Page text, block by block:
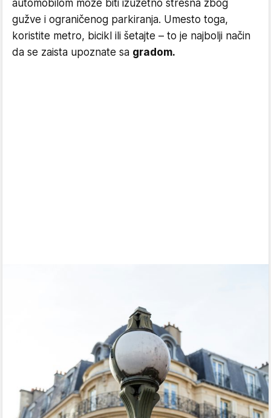
automobilom može biti izuzetno stresna zbog
gužve i ograničenog parkiranja. Umesto toga,
koristite metro, bicikl ili šetajte – to je najbolji način
da se zaista upoznate sa gradom.